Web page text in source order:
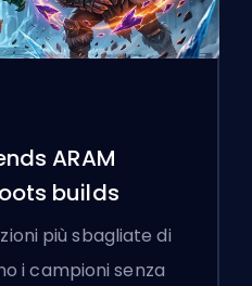
ARAM
builds
più sbagliate di
i campioni senza